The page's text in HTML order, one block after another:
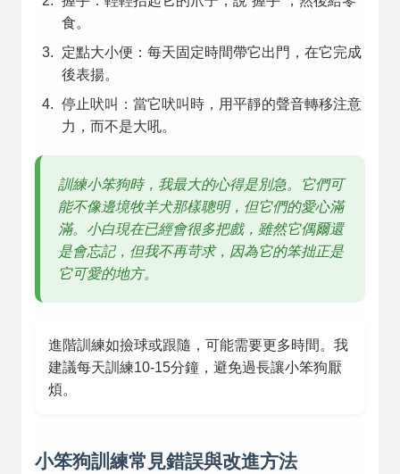
食。
定點大小便：每天固定時間帶它出門，在它完成
後表揚。
停止吠叫：當它吠叫時，用平靜的聲音轉移注意
力，而不是大吼。
訓練小笨狗時，我最大的心得是別急。它們可
能不像邊境牧羊犬那樣聰明，但它們的愛心滿
滿。小白現在已經會很多把戲，雖然它偶爾還
是會忘記，但我不再苛求，因為它的笨拙正是
它可愛的地方。
進階訓練如撿球或跟隨，可能需要更多時間。我
建議每天訓練10-15分鐘，避免過長讓小笨狗厭
煩。
小笨狗訓練常見錯誤與改進方法